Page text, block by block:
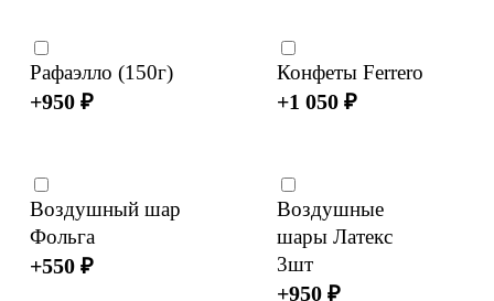
Рафаэлло (150г)
+950₽
Конфеты Ferrero
+1 050₽
Воздушный шар
Фольга
+550₽
Воздушные
шары Латекс
3шт
+950₽